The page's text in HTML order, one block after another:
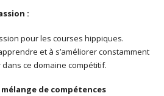
:
pour les courses hippiques.
et à s’améliorer constamment
ce domaine compétitif.
mélange de compétences